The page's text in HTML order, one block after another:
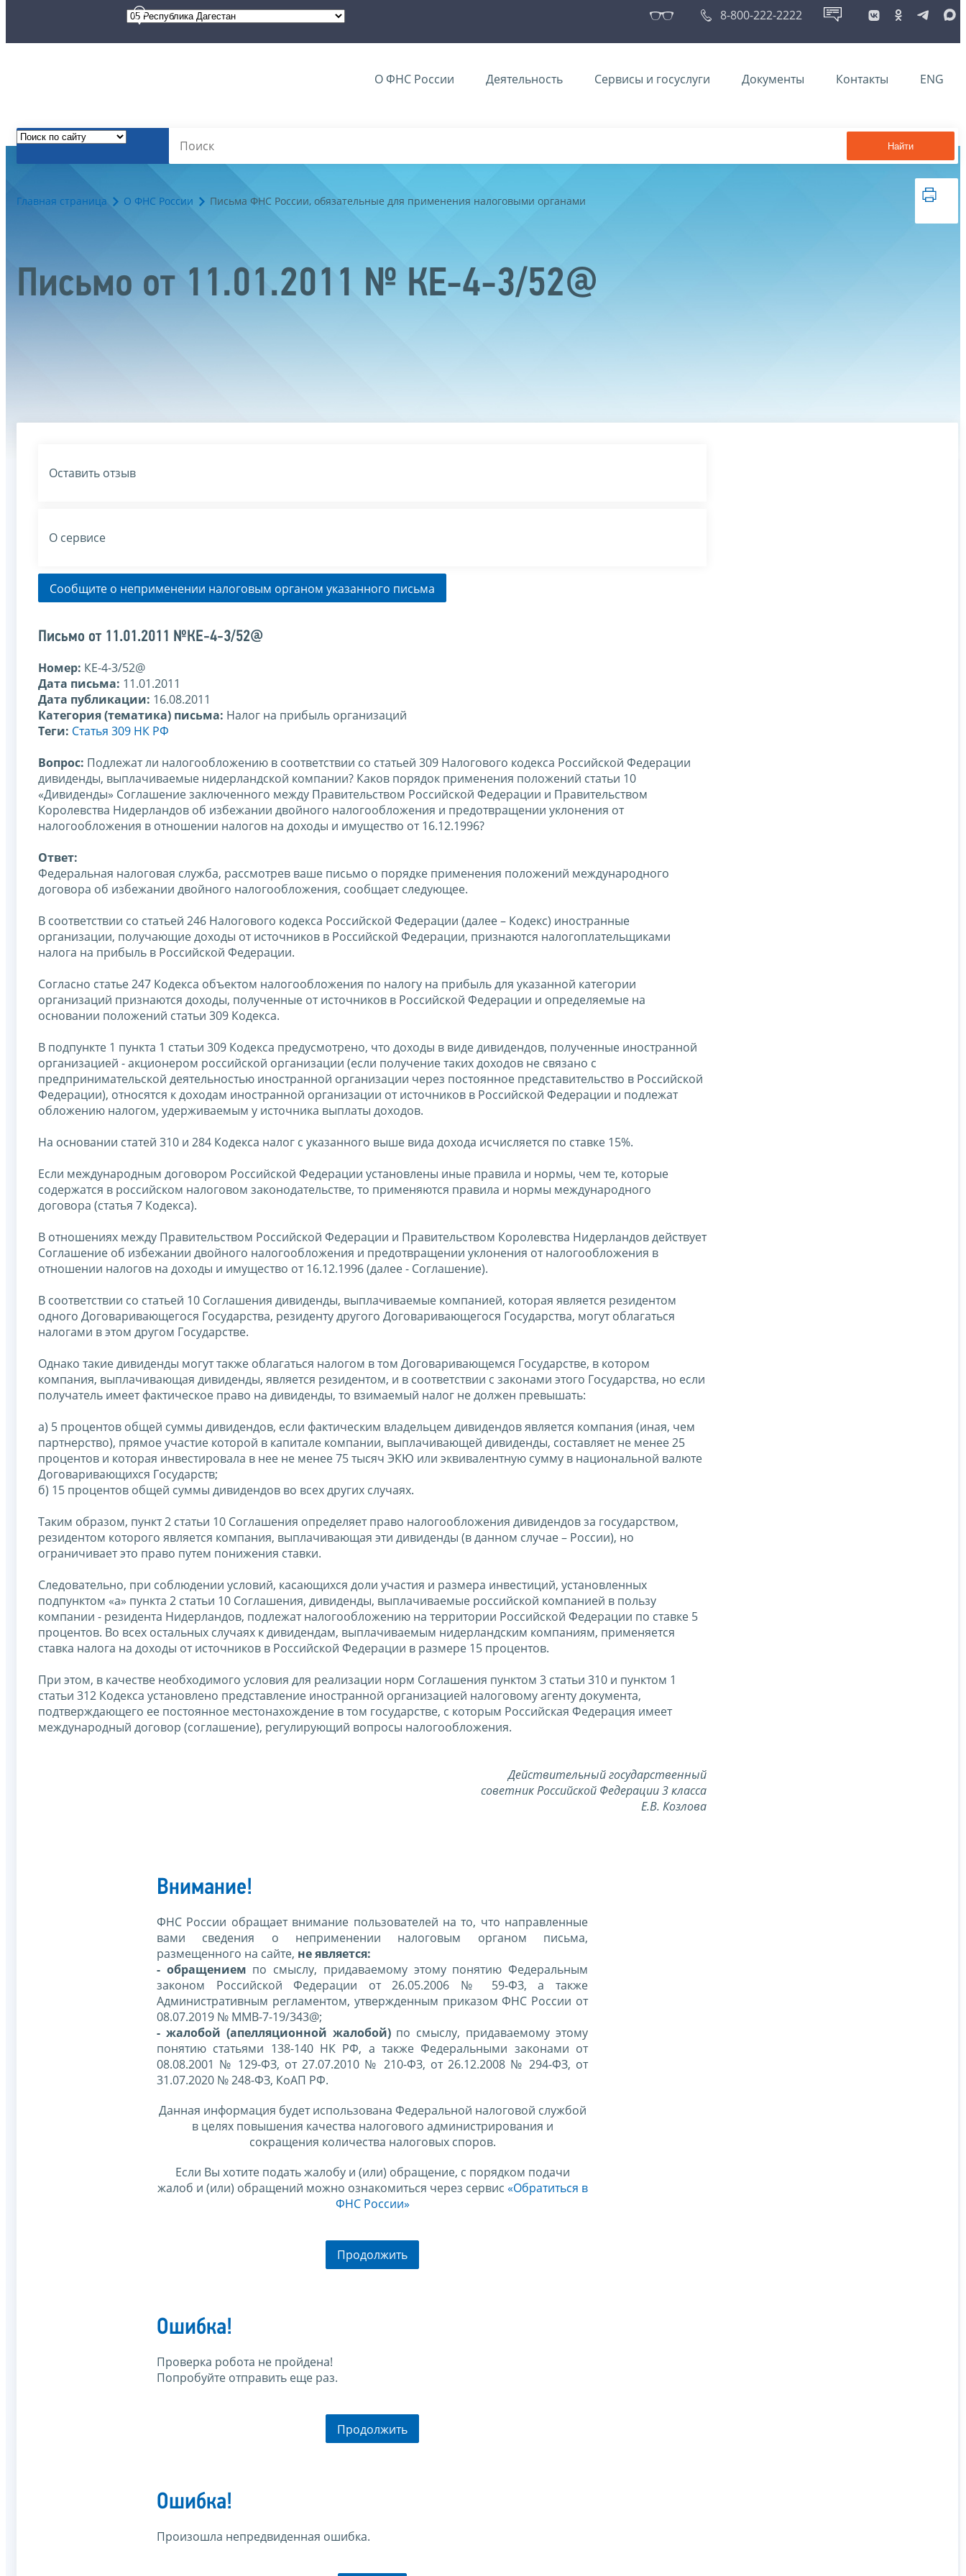
8-800-222-2222
О ФНС России Деятельность Сервисы и госуслуги Документы Контакты ENG
Найти
Главная страница О ФНС России Письма ФНС России, обязательные для применения налоговыми органами
Письмо от 11.01.2011 № КЕ-4-3/52@
Оставить отзыв
О сервисе
Сообщите о неприменении налоговым органом указанного письма
Письмо от 11.01.2011 №КЕ-4-3/52@
Номер: КЕ-4-3/52@
Дата письма: 11.01.2011
Дата публикации: 16.08.2011
Категория (тематика) письма: Налог на прибыль организаций
Теги: Статья 309 НК РФ
Вопрос: Подлежат ли налогообложению в соответствии со статьей 309 Налогового кодекса Российской Федерации
дивиденды, выплачиваемые нидерландской компании? Каков порядок применения положений статьи 10
«Дивиденды» Соглашение заключенного между Правительством Российской Федерации и Правительством
Королевства Нидерландов об избежании двойного налогообложения и предотвращении уклонения от
налогообложения в отношении налогов на доходы и имущество от 16.12.1996?
Ответ:
Федеральная налоговая служба, рассмотрев ваше письмо о порядке применения положений международного
договора об избежании двойного налогообложения, сообщает следующее.
В соответствии со статьей 246 Налогового кодекса Российской Федерации (далее – Кодекс) иностранные
организации, получающие доходы от источников в Российской Федерации, признаются налогоплательщиками
налога на прибыль в Российской Федерации.
Согласно статье 247 Кодекса объектом налогообложения по налогу на прибыль для указанной категории
организаций признаются доходы, полученные от источников в Российской Федерации и определяемые на
основании положений статьи 309 Кодекса.
В подпункте 1 пункта 1 статьи 309 Кодекса предусмотрено, что доходы в виде дивидендов, полученные иностранной
организацией - акционером российской организации (если получение таких доходов не связано с
предпринимательской деятельностью иностранной организации через постоянное представительство в Российской
Федерации), относятся к доходам иностранной организации от источников в Российской Федерации и подлежат
обложению налогом, удерживаемым у источника выплаты доходов.
На основании статей 310 и 284 Кодекса налог с указанного выше вида дохода исчисляется по ставке 15%.
Если международным договором Российской Федерации установлены иные правила и нормы, чем те, которые
содержатся в российском налоговом законодательстве, то применяются правила и нормы международного
договора (статья 7 Кодекса).
В отношениях между Правительством Российской Федерации и Правительством Королевства Нидерландов действует
Соглашение об избежании двойного налогообложения и предотвращении уклонения от налогообложения в
отношении налогов на доходы и имущество от 16.12.1996 (далее - Соглашение).
В соответствии со статьей 10 Соглашения дивиденды, выплачиваемые компанией, которая является резидентом
одного Договаривающегося Государства, резиденту другого Договаривающегося Государства, могут облагаться
налогами в этом другом Государстве.
Однако такие дивиденды могут также облагаться налогом в том Договаривающемся Государстве, в котором
компания, выплачивающая дивиденды, является резидентом, и в соответствии с законами этого Государства, но если
получатель имеет фактическое право на дивиденды, то взимаемый налог не должен превышать:
а) 5 процентов общей суммы дивидендов, если фактическим владельцем дивидендов является компания (иная, чем
партнерство), прямое участие которой в капитале компании, выплачивающей дивиденды, составляет не менее 25
процентов и которая инвестировала в нее не менее 75 тысяч ЭКЮ или эквивалентную сумму в национальной валюте
Договаривающихся Государств;
б) 15 процентов общей суммы дивидендов во всех других случаях.
Таким образом, пункт 2 статьи 10 Соглашения определяет право налогообложения дивидендов за государством,
резидентом которого является компания, выплачивающая эти дивиденды (в данном случае – России), но
ограничивает это право путем понижения ставки.
Следовательно, при соблюдении условий, касающихся доли участия и размера инвестиций, установленных
подпунктом «a» пункта 2 статьи 10 Соглашения, дивиденды, выплачиваемые российской компанией в пользу
компании - резидента Нидерландов, подлежат налогообложению на территории Российской Федерации по ставке 5
процентов. Во всех остальных случаях к дивидендам, выплачиваемым нидерландским компаниям, применяется
ставка налога на доходы от источников в Российской Федерации в размере 15 процентов.
При этом, в качестве необходимого условия для реализации норм Соглашения пунктом 3 статьи 310 и пунктом 1
статьи 312 Кодекса установлено представление иностранной организацией налоговому агенту документа,
подтверждающего ее постоянное местонахождение в том государстве, с которым Российская Федерация имеет
международный договор (соглашение), регулирующий вопросы налогообложения.
Действительный государственный
советник Российской Федерации 3 класса
Е.В. Козлова
Внимание!
ФНС России обращает внимание пользователей на то, что направленные
вами сведения о неприменении налоговым органом письма,
размещенного на сайте, не является:
- обращением по смыслу, придаваемому этому понятию Федеральным
законом Российской Федерации от 26.05.2006 № 59-ФЗ, а также
Административным регламентом, утвержденным приказом ФНС России от
08.07.2019 № ММВ-7-19/343@;
- жалобой (апелляционной жалобой)по смыслу, придаваемому этому
понятию статьями 138-140 НК РФ, а также Федеральными законами от
08.08.2001 № 129-ФЗ, от 27.07.2010 № 210-ФЗ, от 26.12.2008 № 294-ФЗ, от
31.07.2020 № 248-ФЗ, КоАП РФ.
Данная информация будет использована Федеральной налоговой службой
в целях повышения качества налогового администрирования и
сокращения количества налоговых споров.
Если Вы хотите подать жалобу и (или) обращение, с порядком подачи
жалоб и (или) обращений можно ознакомиться через сервис «Обратиться в
ФНС России»
Продолжить
Ошибка!
Проверка робота не пройдена!
Попробуйте отправить еще раз.
Продолжить
Ошибка!
Произошла непредвиденная ошибка.